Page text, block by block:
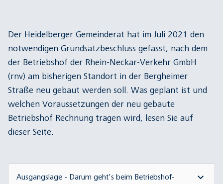
Der Heidelberger Gemeinderat hat im Juli 2021 den
notwendigen Grundsatzbeschluss gefasst, nach dem
der Betriebshof der Rhein-Neckar-Verkehr GmbH
(rnv) am bisherigen Standort in der Bergheimer
Straße neu gebaut werden soll. Was geplant ist und
welchen Voraussetzungen der neu gebaute
Betriebshof Rechnung tragen wird, lesen Sie auf
dieser Seite.
Ausgangslage - Darum geht's beim Betriebshof-